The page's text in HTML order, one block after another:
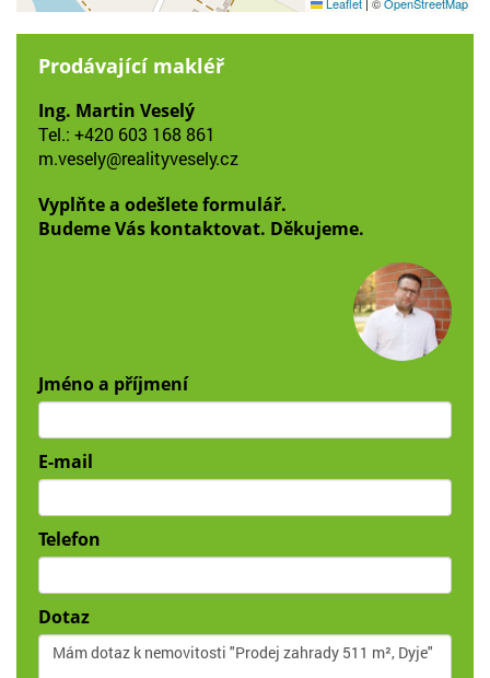
Leaflet | ©OpenStreetMap
Prodávající makléř
Ing. Martin Veselý
Tel.: +420 603 168 861
m.vesely@realityvesely.cz
Vyplňte a odešlete formulář.
Budeme Vás kontaktovat. Děkujeme.
Jméno a příjmení
E-mail
Telefon
Dotaz